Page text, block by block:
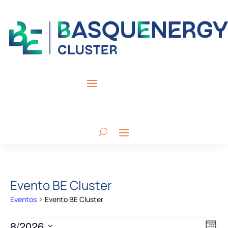
Evento BE Cluster
Eventos Evento BE Cluster
Eventos